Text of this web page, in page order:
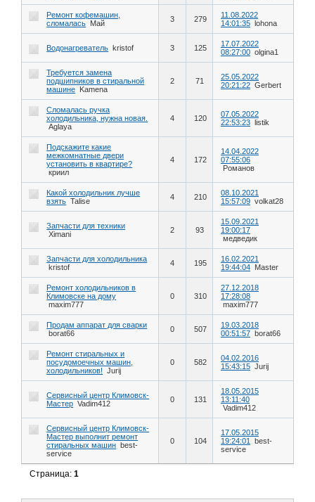
Ремонт кофемашин,
сломалась Май 3 279
11.08.2022
14:01:35
lohona
Водонагреватель kristof 3 125
17.07.2022
08:27:00 olgina1
Требуется замена
подшипников в стиральной
машине
Kamena
2 71
25.05.2022
20:21:22 Gerbert
Сломалась ручка
холодильника, нужна новая.
Aglaya
4 120
07.05.2022
22:53:23
listik
Подскажите какие
межкомнатные двери
установить в квартире?
криил
4 172
14.04.2022
07:55:06
Романов
Какой холодильник лучше
взять Talise 4 210
08.10.2021
15:57:09 volkat28
Запчасти для техники
Ximani
2 93
15.09.2021
19:00:17
медведик
Запчасти для холодильника
kristof
4 195
16.02.2021
19:44:04 Master
Ремонт холодильников в
Климовске на дому
maxim777
0 310
27.12.2018
17:28:08
maxim777
Продам аппарат для сварки
borat66
0 507
19.03.2018
00:51:57 borat66
Ремонт стиральных и
посудомоечных машин,
холодильников!
Jurij
0 582
04.02.2016
15:43:15 Jurij
Сервисный центр Климовск-
Мастер Vadim412 0 131
18.05.2015
13:11:40
Vadim412
Сервисный центр Климовск-
Мастер выполнит ремонт
стиральных машин best-
service
0 104
17.05.2015
19:24:01
best-
service
Страница:1